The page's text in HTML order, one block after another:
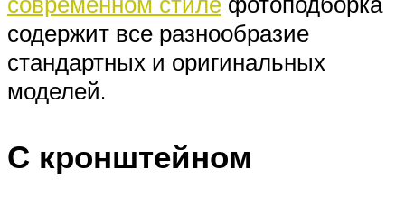
содержит все разнообразие
стандартных и оригинальных
моделей.
С кронштейном